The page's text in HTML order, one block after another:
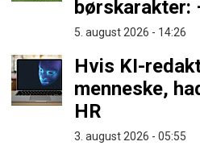
børskarakter:
5. august 2026 - 14:26
Hvis KI-
menneske,
HR
3. august 2026 - 05:55